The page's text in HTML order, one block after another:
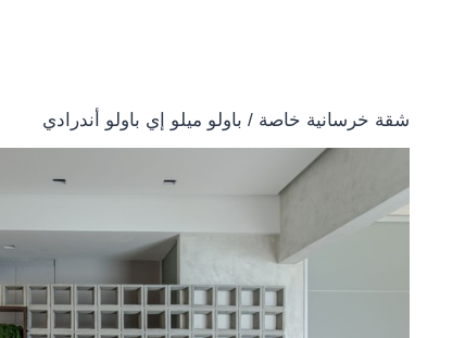
شقة خرسانية خاصة / باولو ميلو إي باولو أندرادي